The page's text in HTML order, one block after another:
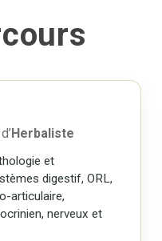
Herbaliste
et
digestif, ORL,
articulaire,
nerveux et